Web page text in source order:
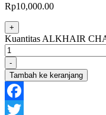
Rp10,000.00
+
Kuantitas ALKHAIR
-
Tambah ke keranjang
Facebook